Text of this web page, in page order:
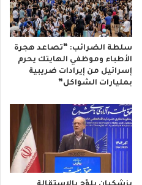
سلطة الضرائب: “تصاعد هجرة
الأطباء وموظفي الهايتك يحرم
إسرائيل من إيرادات ضريبية
بمليارات الشواكل”